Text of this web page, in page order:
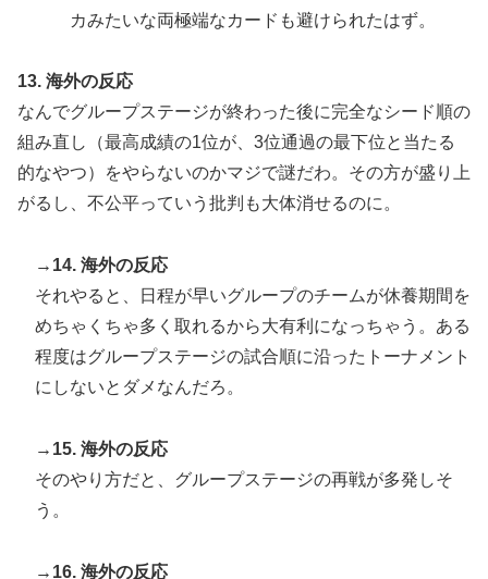
カみたいな両極端なカードも避けられたはず。
13. 海外の反応
なんでグループステージが終わった後に完全なシード順の
組み直し（最高成績の1位が、3位通過の最下位と当たる
的なやつ）をやらないのかマジで謎だわ。その方が盛り上
がるし、不公平っていう批判も大体消せるのに。
→14. 海外の反応
それやると、日程が早いグループのチームが休養期間を
めちゃくちゃ多く取れるから大有利になっちゃう。ある
程度はグループステージの試合順に沿ったトーナメント
にしないとダメなんだろ。
→15. 海外の反応
そのやり方だと、グループステージの再戦が多発しそ
う。
→16. 海外の反応